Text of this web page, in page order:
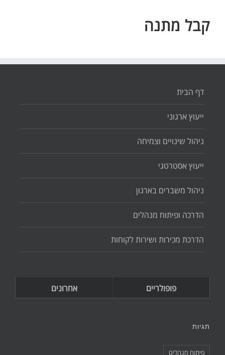
קבל מתנה
דף הבית
ייעוץ ארגוני
ניהול שינויים וצמיחה
ייעוץ אסטרטגי
ניהול משברים בארגון
הדרכה ופיתוח מנהלים
הדרכת מכירות ושירות לקוחות
פופולריים אחרונים
תגיות
פיתוח מנהלים